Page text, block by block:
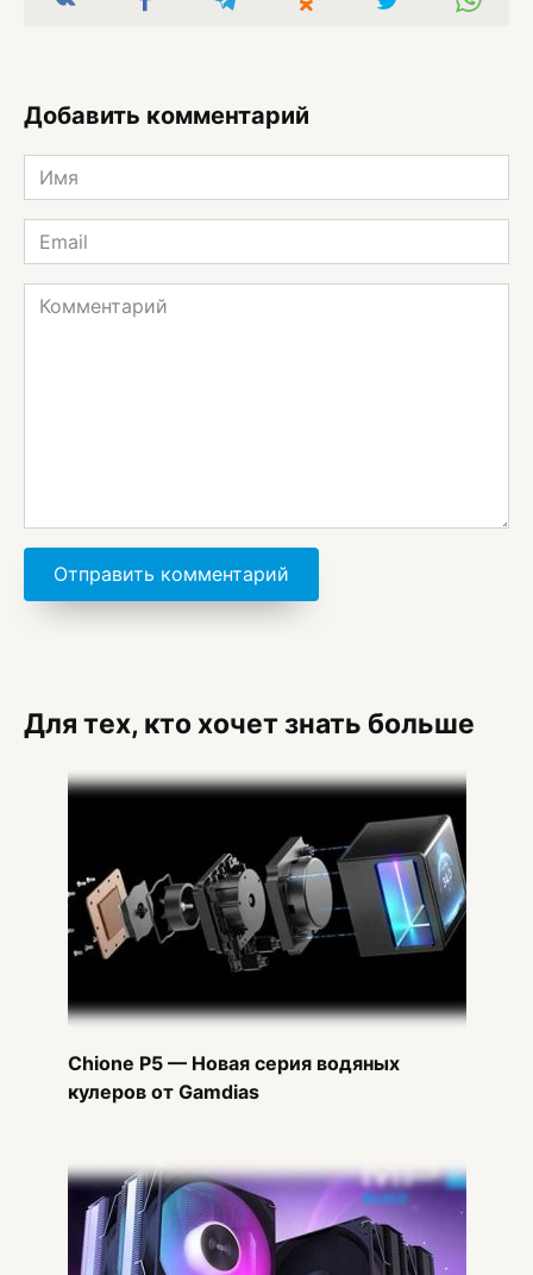
Добавить комментарий
Имя
*
Email
*
Комментарий
Для тех, кто хочет знать больше
Chione P5 — Новая серия водяных
кулеров от Gamdias